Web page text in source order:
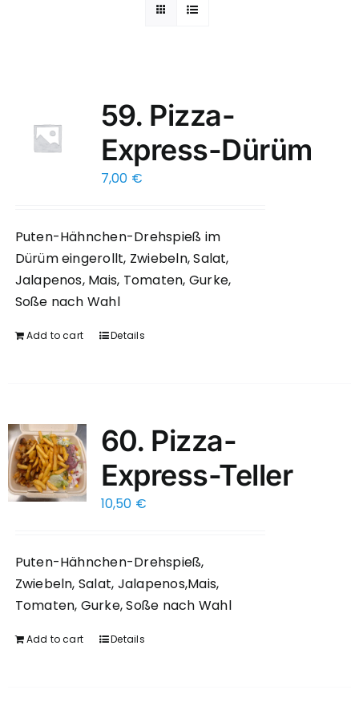
59. Pizza-
Express-Dürüm
7,00 €
Puten-Hähnchen-Drehspieß im
Dürüm eingerollt, Zwiebeln, Salat,
Jalapenos, Mais, Tomaten, Gurke,
Soße nach Wahl
Add to cart Details
60. Pizza-
Express-Teller
10,50 €
Puten-Hähnchen-Drehspieß,
Zwiebeln, Salat, Jalapenos,Mais,
Tomaten, Gurke, Soße nach Wahl
Add to cart Details